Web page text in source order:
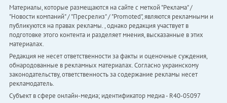
Материалы, которые размещаются на сайте с меткой "Реклама" /
"Новости компаний" / "Пресрелиз" / "Promoted", являются рекламными и
публикуются на правах рекламы. , однако редакция участвует в
подготовке этого контента и разделяет мнения, высказанные в этих
материалах.
Редакция не несет ответственности за факты и оценочные суждения,
обнародованные в рекламных материалах. Согласно украинскому
законодательству, ответственность за содержание рекламы несет
рекламодатель.
Субъект в сфере онлайн-медиа; идентификатор медиа - R40-05097